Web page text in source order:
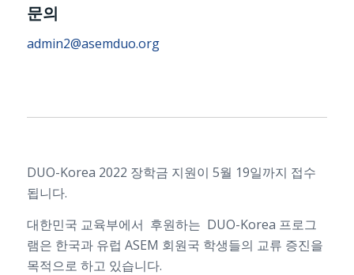
문의
admin2@asemduo.org
DUO-Korea 2022 장학금 지원이 5월 19일까지 접수
됩니다.
대한민국 교육부에서 후원하는 DUO-Korea 프로그
램은 한국과 유럽 ASEM 회원국 학생들의 교류 증진을
목적으로 하고 있습니다.